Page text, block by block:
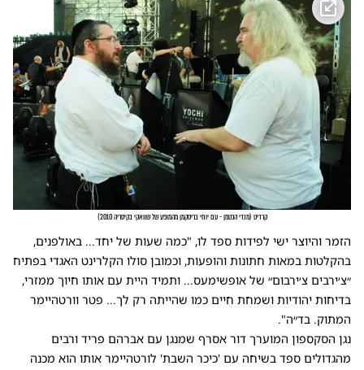
קרדיט (מנדי הכטמן - עם יוחי בריסקמן מהמופע של שוואקי בקיסריה 2010 )
הזמר והיוצר ישי לפידות ספד לו, "כמה שעות של יחד... באולפנים,
בהקלטות במאות חתונות והופעות, וכמובן סולו הקלרינט האגדי בפתיח
״צ׳ירבים צ׳ירבום״ של אופשימעס... ותמיד היית עם אותו חיוך ממזרי,
בדיחות יהודיות ושמחת חיים כמו שהייתה רק לך... פטר וורטהיימר
המתוק. בד״ה".
נגן הסקספון המוערך דור אסרף שמנגן עם אברהם פריד ורבים
מהגדולים ספד בשיחה עם 'כיכר השבת' לורטהיימר אותו הוא מכנה